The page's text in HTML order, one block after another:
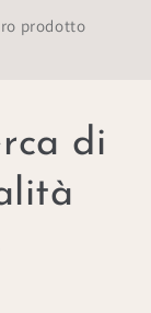
prodotto
di